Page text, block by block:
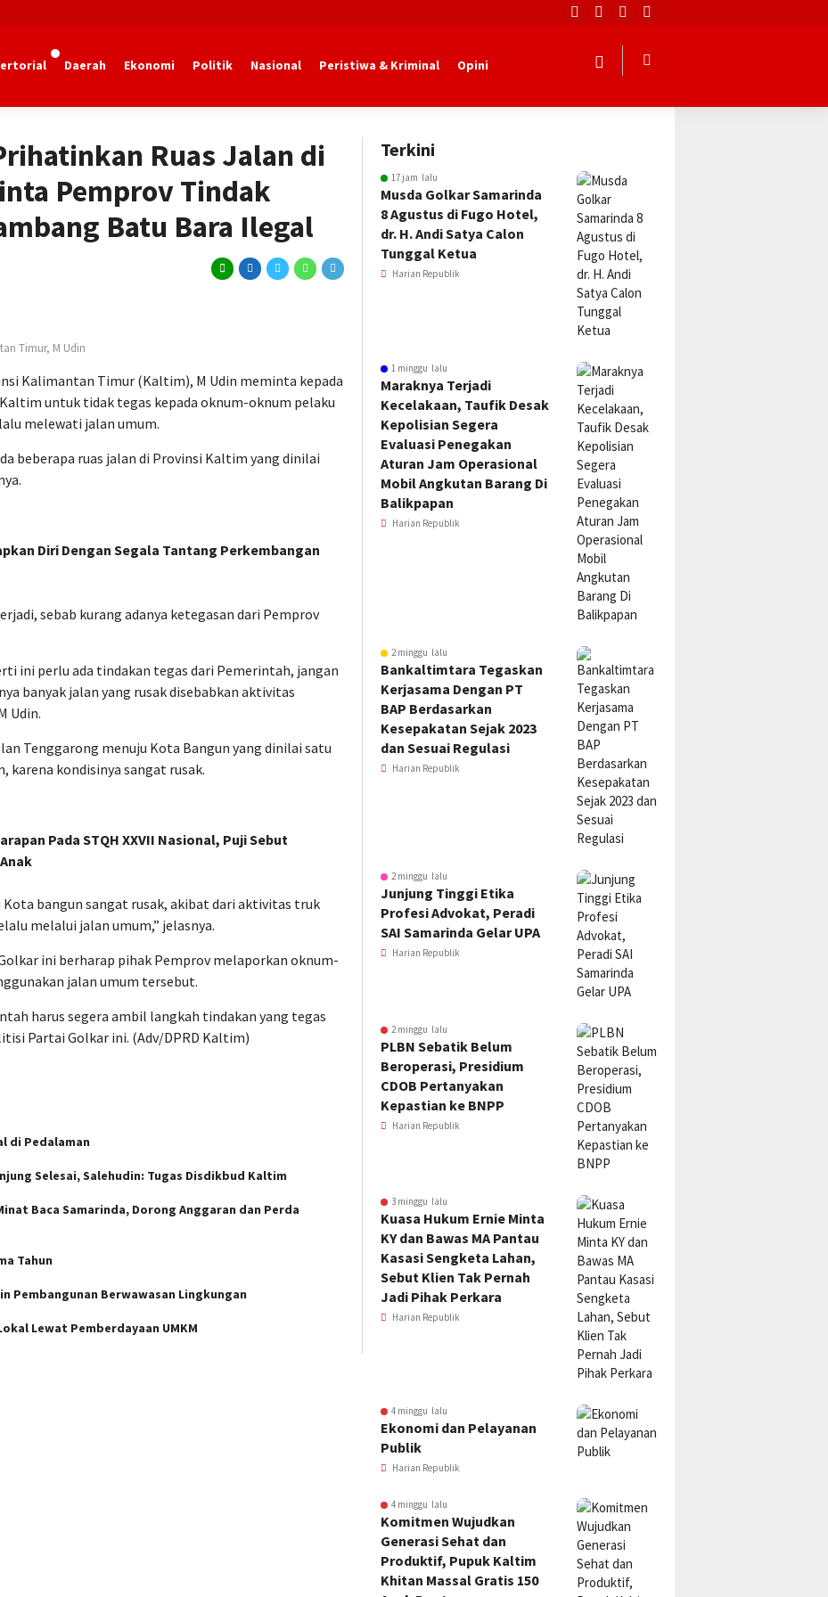
Daerah Ekonomi Politik Nasional Peristiwa & Kriminal Opini
Ruas Jalan di
Pemprov Tindak
Batu Bara Ilegal
Timur, M Udin
Kalimantan Timur (Kaltim), M Udin meminta kepada
untuk tidak tegas kepada oknum-oknum pelaku
melewati jalan umum.
beberapa ruas jalan di Provinsi Kaltim yang dinilai
Diri Dengan Segala Tantang Perkembangan
sebab kurang adanya ketegasan dari Pemprov
ini perlu ada tindakan tegas dari Pemerintah, jangan
banyak jalan yang rusak disebabkan aktivitas
Udin.
Tenggarong menuju Kota Bangun yang dinilai satu
kondisinya sangat rusak.
Pada STQH XXVII Nasional, Puji Sebut
Kota bangun sangat rusak, akibat dari aktivitas truk
melalui jalan umum,” jelasnya.
ini berharap pihak Pemprov melaporkan oknum-
jalan umum tersebut.
harus segera ambil langkah tindakan yang tegas
Partai Golkar ini. (Adv/DPRD Kaltim)
di Pedalaman
Selesai, Salehudin: Tugas Disdikbud Kaltim
Baca Samarinda, Dorong Anggaran dan Perda
Tahun
Pembangunan Berwawasan Lingkungan
Lewat Pemberdayaan UMKM
Terkini
17 jam lalu
Musda Golkar Samarinda
8 Agustus di Fugo Hotel,
dr. H. Andi Satya Calon
Tunggal Ketua
Harian Republik
1 minggu lalu
Maraknya Terjadi
Kecelakaan, Taufik Desak
Kepolisian Segera
Evaluasi Penegakan
Aturan Jam Operasional
Mobil Angkutan Barang Di
Balikpapan
Harian Republik
2 minggu lalu
Bankaltimtara Tegaskan
Kerjasama Dengan PT
BAP Berdasarkan
Kesepakatan Sejak 2023
dan Sesuai Regulasi
Harian Republik
2 minggu lalu
Junjung Tinggi Etika
Profesi Advokat, Peradi
SAI Samarinda Gelar UPA
Harian Republik
2 minggu lalu
PLBN Sebatik Belum
Beroperasi, Presidium
CDOB Pertanyakan
Kepastian ke BNPP
Harian Republik
3 minggu lalu
Kuasa Hukum Ernie Minta
KY dan Bawas MA Pantau
Kasasi Sengketa Lahan,
Sebut Klien Tak Pernah
Jadi Pihak Perkara
Harian Republik
4 minggu lalu
Ekonomi dan Pelayanan
Publik
Harian Republik
4 minggu lalu
Komitmen Wujudkan
Generasi Sehat dan
Produktif, Pupuk Kaltim
Khitan Massal Gratis 150